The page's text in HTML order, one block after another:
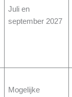
Juli en
september 2027
Mogelijke